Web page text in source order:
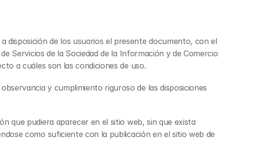
disposición de los usuarios el presente documento, con el
Servicios de la Sociedad de la Información y de Comercio
a cuáles son las condiciones de uso.
y cumplimiento riguroso de las disposiciones
que pudiera aparecer en el sitio web, sin que exista
como suficiente con la publicación en el sitio web de